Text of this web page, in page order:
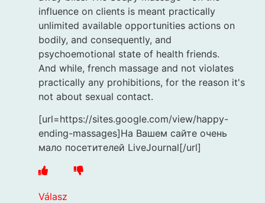
influence on clients is meant practically
unlimited available opportunities actions on
bodily, and consequently, and
psychoemotional state of health friends.
And while, french massage and not violates
practically any prohibitions, for the reason it's
not about sexual contact.
[url=https://sites.google.com/view/happy-
ending-massages]На Вашем сайте очень
мало посетителей LiveJournal[/url]
Válasz